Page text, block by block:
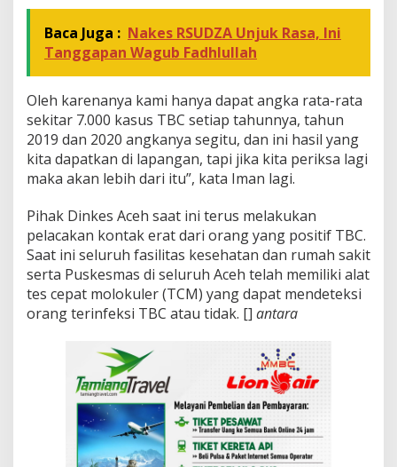
Baca Juga : Nakes RSUDZA Unjuk Rasa, Ini
Tanggapan Wagub Fadhlullah
Oleh karenanya kami hanya dapat angka rata-rata
sekitar 7.000 kasus TBC setiap tahunnya, tahun
2019 dan 2020 angkanya segitu, dan ini hasil yang
kita dapatkan di lapangan, tapi jika kita periksa lagi
maka akan lebih dari itu”, kata Iman lagi.
Pihak Dinkes Aceh saat ini terus melakukan
pelacakan kontak erat dari orang yang positif TBC.
Saat ini seluruh fasilitas kesehatan dan rumah sakit
serta Puskesmas di seluruh Aceh telah memiliki alat
tes cepat molokuler (TCM) yang dapat mendeteksi
orang terinfeksi TBC atau tidak. [] antara